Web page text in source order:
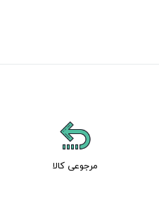
مرجوعی کالا